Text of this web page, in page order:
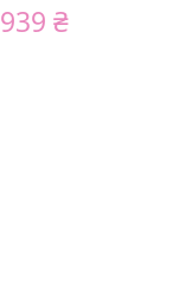
939 ₴